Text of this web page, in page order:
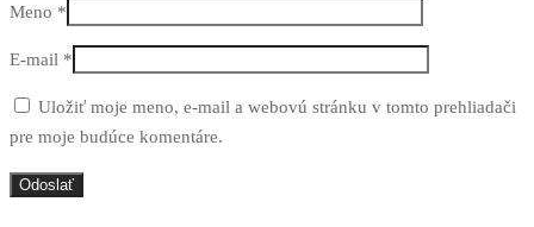
Meno *
E-mail *
Uložiť moje meno, e-mail a webovú stránku v tomto prehliadači
pre moje budúce komentáre.